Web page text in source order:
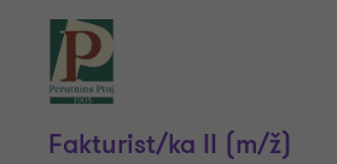
Fakturist/ka II (m/ž)